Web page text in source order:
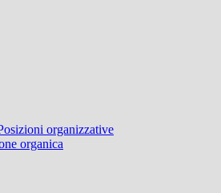
organizzative
organica